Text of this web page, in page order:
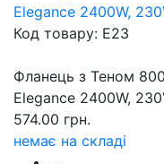
Elegance 2400W,
Код товару: E23
Фланець з Теном
Elegance 2400W,
574.00 грн.
немає на складі